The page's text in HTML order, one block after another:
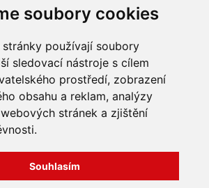
soubory cookies
používají soubory
sledovací nástroje s cílem
prostředí, zobrazení
obsahu a reklam, analýzy
stránek a zjištění
Souhlasím
Všechna práva vyhrazena